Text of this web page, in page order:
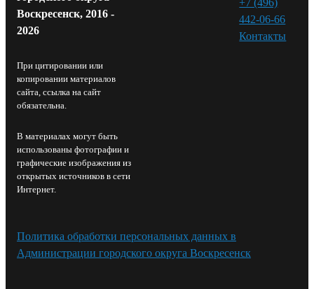
Воскресенск, 2016 -
2026
При цитировании или
копировании материалов
сайта, ссылка на сайт
обязательна.
В материалах могут быть
использованы фотографии и
графические изображения из
открытых источников в сети
Интернет.
442-06-66
Контакты⁠
Политика обработки персональных данных в
Администрации городского округа Воскресенск